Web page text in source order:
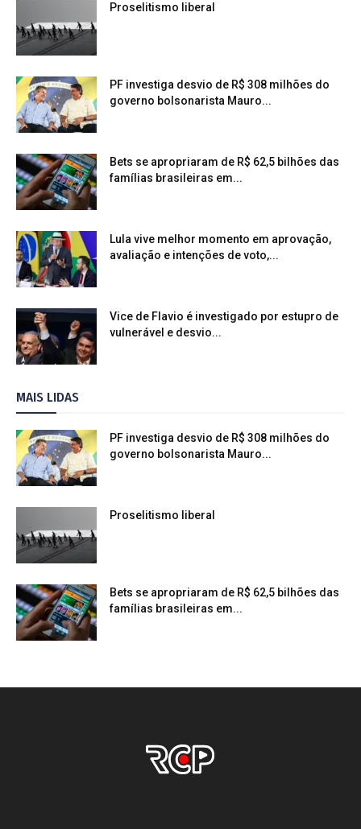
Proselitismo liberal
PF investiga desvio de R$ 308 milhões do
governo bolsonarista Mauro...
Bets se apropriaram de R$ 62,5 bilhões das
famílias brasileiras em...
Lula vive melhor momento em aprovação,
avaliação e intenções de voto,...
Vice de Flavio é investigado por estupro de
vulnerável e desvio...
MAIS LIDAS
PF investiga desvio de R$ 308 milhões do
governo bolsonarista Mauro...
Proselitismo liberal
Bets se apropriaram de R$ 62,5 bilhões das
famílias brasileiras em...